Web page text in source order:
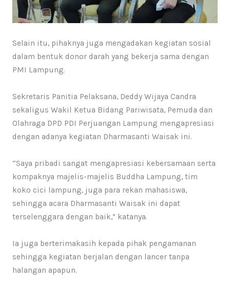
Selain itu, pihaknya juga mengadakan kegiatan sosial
dalam bentuk donor darah yang bekerja sama dengan
PMI Lampung.
Sekretaris Panitia Pelaksana, Deddy Wijaya Candra
sekaligus Wakil Ketua Bidang Pariwisata, Pemuda dan
Olahraga DPD PDI Perjuangan Lampung mengapresiasi
dengan adanya kegiatan Dharmasanti Waisak ini.
“Saya pribadi sangat mengapresiasi kebersamaan serta
kompaknya majelis-majelis Buddha Lampung, tim
koko cici lampung, juga para rekan mahasiswa,
sehingga acara Dharmasanti Waisak ini dapat
terselenggara dengan baik,” katanya.
Ia juga berterimakasih kepada pihak pengamanan
sehingga kegiatan berjalan dengan lancer tanpa
halangan apapun.